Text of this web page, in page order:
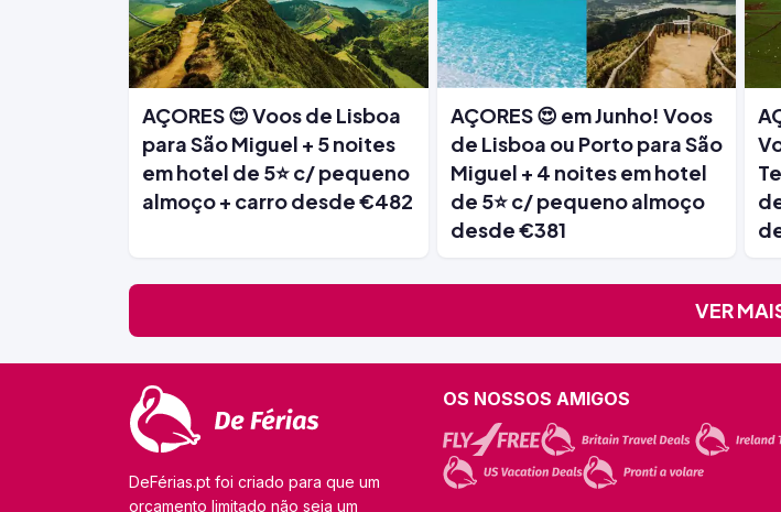
AÇORES 😍 Voos de Lisboa
para São Miguel + 5 noites
em hotel de 5⭐ c/ pequeno
almoço + carro desde €482
AÇORES 😍 em Junho! Voos
de Lisboa ou Porto para São
Miguel + 4 noites em hotel
de 5⭐ c/ pequeno almoço
desde €381
VER
DeFérias.pt foi criado para que um
orçamento limitado não seja um
OS NOSSOS AMIGOS